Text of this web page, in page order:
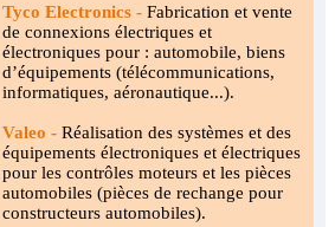
Tyco Electronics - Fabrication et vente
de connexions électriques et
électroniques pour : automobile, biens
d’équipements (télécommunications,
informatiques, aéronautique...).
Valeo - Réalisation des systèmes et des
équipements électroniques et électriques
pour les contrôles moteurs et les pièces
automobiles (pièces de rechange pour
constructeurs automobiles).